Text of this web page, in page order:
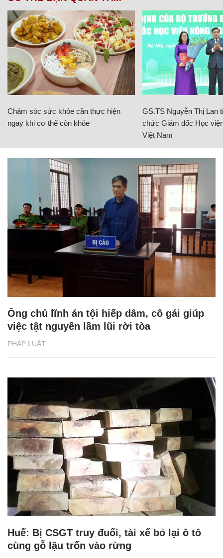
Chăm sóc sức khỏe cần thực hiện
ngay khi cơ thể còn khỏe
GS.TS Nguyễn Thị Lan
chức Giám đốc Học
Việt Nam
PHÁP LUẬT
Ông chủ lĩnh án tội hiếp dâm, cô gái giúp
việc tật nguyền lầm lũi rời tòa
Huế: Bị CSGT truy đuổi, tài xế bỏ lại ô tô
cùng gỗ lậu trốn vào rừng